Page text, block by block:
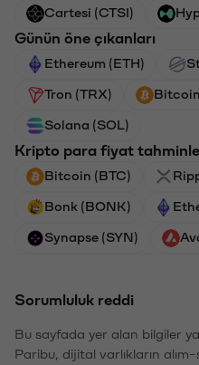
Cartesi (CTSI)
Günün öne çıkanları
Ethereum (ETH)
Tron (TRX)
Solana (SOL)
Kripto para fiyat
Bitcoin (BTC)
Bonk (BONK)
Synapse (SYN)
Sorumluluk reddi
Bu sayfada yer alan bilgiler
Paribu, dijital varlıkların